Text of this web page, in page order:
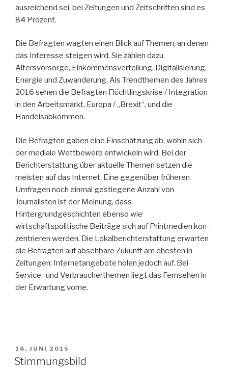
ausreichend sei, bei Zeitungen und Zeitschriften sind es
84 Prozent.
Die Befragten wagten einen Blick auf Themen, an denen
das Interesse steigen wird. Sie zählen dazu
Altersvorsorge, Einkommensverteilung, Digitalisierung,
Energie und Zuwanderung. Als Trendthemen des Jahres
2016 sehen die Befragten Flüchtlings­krise / Integration
in den Arbeitsmarkt, Europa / „Brexit“, und die
Handelsabkommen.
Die Befragten gaben eine Einschätzung ab, wohin sich
der mediale Wett­bewerb entwickeln wird. Bei der
Berichterstattung über aktuelle Themen setzen die
meisten auf das Internet. Eine gegenüber früheren
Umfragen noch einmal gestiegene Anzahl von
Journalisten ist der Meinung, dass
Hintergrundgeschichten ebenso wie
wirtschaftspolitische Beiträge sich auf Printmedien kon­
zentrieren werden. Die Lokalberichterstattung erwarten
die Befragten auf absehbare Zukunft am ehesten in
Zeitungen; Internetangebote holen jedoch auf. Bei
Service- und Verbraucherthemen liegt das Fernsehen in
der Erwartung vorne.
VERÖFFENTLICHT
AM
16. JUNI 2015
Stimmungsbild